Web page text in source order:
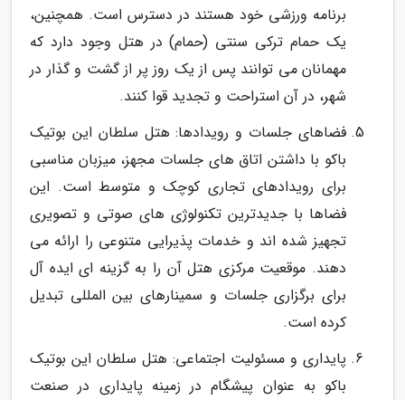
برنامه ورزشی خود هستند در دسترس است. همچنین،
یک حمام ترکی سنتی (حمام) در هتل وجود دارد که
مهمانان می توانند پس از یک روز پر از گشت و گذار در
شهر، در آن استراحت و تجدید قوا کنند.
فضاهای جلسات و رویدادها: هتل سلطان این بوتیک
باکو با داشتن اتاق های جلسات مجهز، میزبان مناسبی
برای رویدادهای تجاری کوچک و متوسط است. این
فضاها با جدیدترین تکنولوژی های صوتی و تصویری
تجهیز شده اند و خدمات پذیرایی متنوعی را ارائه می
دهند. موقعیت مرکزی هتل آن را به گزینه ای ایده آل
برای برگزاری جلسات و سمینارهای بین المللی تبدیل
کرده است.
پایداری و مسئولیت اجتماعی: هتل سلطان این بوتیک
باکو به عنوان پیشگام در زمینه پایداری در صنعت